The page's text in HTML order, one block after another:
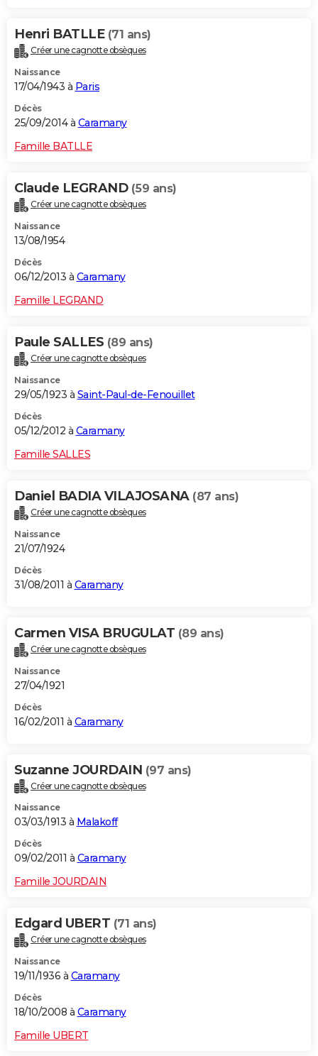
Henri BATLLE (71 ans)
Créer une cagnotte obsèques
Naissance
17/04/1943 à Paris
Décès
25/09/2014 à Caramany
Famille BATLLE
Claude LEGRAND (59 ans)
Créer une cagnotte obsèques
Naissance
13/08/1954
Décès
06/12/2013 à Caramany
Famille LEGRAND
Paule SALLES (89 ans)
Créer une cagnotte obsèques
Naissance
29/05/1923 à Saint-Paul-de-Fenouillet
Décès
05/12/2012 à Caramany
Famille SALLES
Daniel BADIA VILAJOSANA (87 ans)
Créer une cagnotte obsèques
Naissance
21/07/1924
Décès
31/08/2011 à Caramany
Carmen VISA BRUGULAT (89 ans)
Créer une cagnotte obsèques
Naissance
27/04/1921
Décès
16/02/2011 à Caramany
Suzanne JOURDAIN (97 ans)
Créer une cagnotte obsèques
Naissance
03/03/1913 à Malakoff
Décès
09/02/2011 à Caramany
Famille JOURDAIN
Edgard UBERT (71 ans)
Créer une cagnotte obsèques
Naissance
19/11/1936 à Caramany
Décès
18/10/2008 à Caramany
Famille UBERT